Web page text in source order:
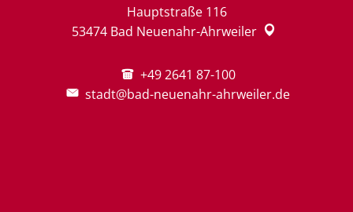
Hauptstraße 116
53474 Bad Neuenahr-Ahrweiler
+49 2641 87-100
stadt@bad-neuenahr-ahrweiler.de